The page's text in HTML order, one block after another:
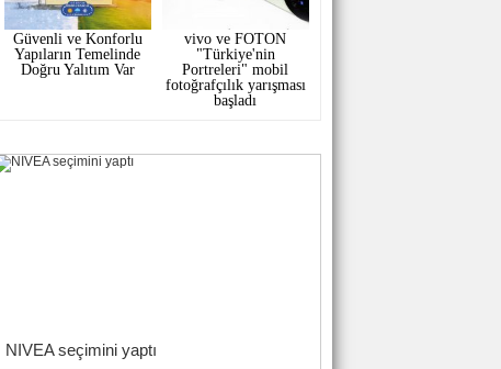
Güvenli ve Konforlu
Yapıların Temelinde
Doğru Yalıtım Var
vivo ve FOTON
"Türkiye'nin
Portreleri" mobil
fotoğrafçılık yarışması
başladı
NIVEA seçimini yaptı